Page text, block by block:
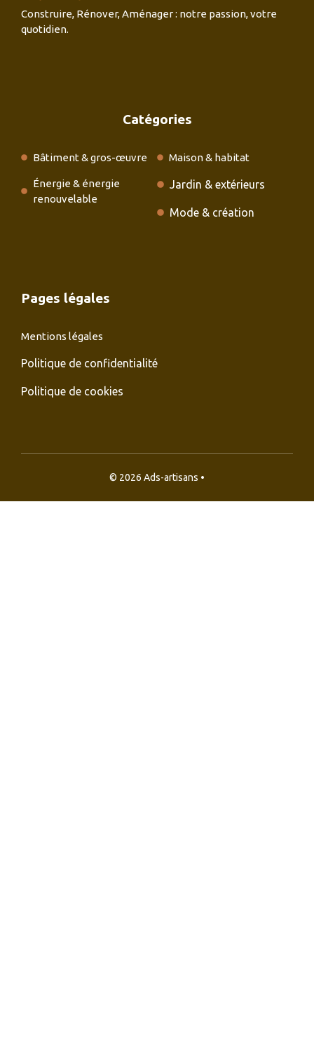
Construire, Rénover, Aménager : notre passion, votre
quotidien.
Catégories
Bâtiment & gros-œuvre
Énergie & énergie
renouvelable
Maison & habitat
Jardin & extérieurs
Mode & création
Pages légales
Mentions légales
Politique de confidentialité
Politique de cookies
© 2026 Ads-artisans •